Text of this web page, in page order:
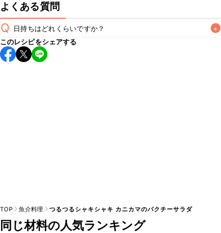
よくある質問
Q 日持ちはどれくらいですか？ +
保存期間は冷蔵で当日中が目安です。なるべくお早めにお召
し上がりください。
このレシピをシェアする
TOP 魚介料理 つるつるシャキシャキ カニカマのパクチーサラダ
同じ材料の人気ランキング